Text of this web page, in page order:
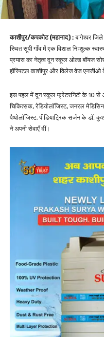
काशीपुर/कपकोट (महानाद) :बागेश्वर
स्थित सूपी गाँव में एक विशाल निःशुल्क
प्रयास का नेतृत्व दून स्कूल ओल्ड बॉयज
हॉस्पिटल काशीपुर और विलेज वेज
इस पहल में दून स्कूल फ्रेटरनिटी के 10 से
चिकित्सक, रेडियोलॉजिस्ट, जनरल
पैथोलॉजिस्ट, पीडियाट्रिक सर्जन के डॉ.
ने अपनी सेवाएँ दीं।